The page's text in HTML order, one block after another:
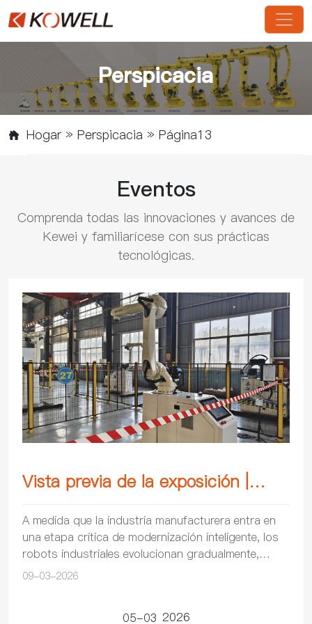
Perspicacia
Hogar» Perspicacia » Página13
Eventos
Comprenda todas las innovaciones y avances de
Kewei y familiarícese con sus prácticas
tecnológicas.
Vista previa de la exposición |
Kewei Robotics exhibirá sus
productos en la Feria Industrial
Internacional de Chengdu 2026
A medida que la industria manufacturera entra en
una etapa crítica de modernización inteligente, los
robots industriales evolucionan gradualmente,
pasando de ser simples equipos a convertirse en
09-03-2026
05-03 2026